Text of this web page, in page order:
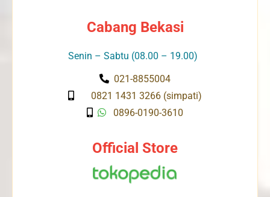
Cabang Bekasi
Senin – Sabtu (08.00 – 19.00)
021-8855004
0821 1431 3266 (simpati)
0896-0190-3610
Official Store